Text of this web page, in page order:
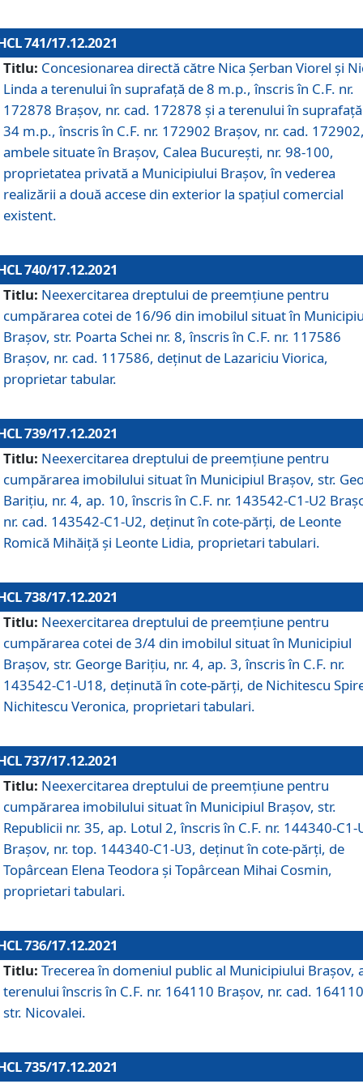
741/17.12.2021
Titlu: Concesionarea directă către Nica Șerban Viorel și
Linda a terenului în suprafață de 8 m.p., înscris în C.F. nr.
172878 Brașov, nr. cad. 172878 și a terenului în
34 m.p., înscris în C.F. nr. 172902 Brașov, nr. cad.
ambele situate în Brașov, Calea București, nr. 98-100,
proprietatea privată a Municipiului Brașov, în vederea
realizării a două accese din exterior la spațiul comercial
existent.
740/17.12.2021
Titlu: Neexercitarea dreptului de preemţiune pentru
cumpărarea cotei de 16/96 din imobilul situat în
Braşov, str. Poarta Schei nr. 8, înscris în C.F. nr. 117586
Brașov, nr. cad. 117586, deținut de Lazariciu Viorica,
proprietar tabular.
739/17.12.2021
Titlu: Neexercitarea dreptului de preemţiune pentru
cumpărarea imobilului situat în Municipiul Braşov, str.
Barițiu, nr. 4, ap. 10, înscris în C.F. nr. 143542-C1-U2
nr. cad. 143542-C1-U2, deținut în cote-părți, de Leonte
Romică Mihăiță și Leonte Lidia, proprietari tabulari.
738/17.12.2021
Titlu: Neexercitarea dreptului de preemţiune pentru
cumpărarea cotei de 3/4 din imobilul situat în Municipiul
Braşov, str. George Barițiu, nr. 4, ap. 3, înscris în C.F. nr.
143542-C1-U18, deținută în cote-părți, de Nichitescu
Nichitescu Veronica, proprietari tabulari.
737/17.12.2021
Titlu: Neexercitarea dreptului de preemţiune pentru
cumpărarea imobilului situat în Municipiul Braşov, str.
Republicii nr. 35, ap. Lotul 2, înscris în C.F. nr. 144340-C1-
Brașov, nr. top. 144340-C1-U3, deținut în cote-părți, de
Topârcean Elena Teodora și Topârcean Mihai Cosmin,
proprietari tabulari.
736/17.12.2021
Titlu: Trecerea în domeniul public al Municipiului Braşov,
terenului înscris în C.F. nr. 164110 Brașov, nr. cad.
str. Nicovalei.
735/17.12.2021